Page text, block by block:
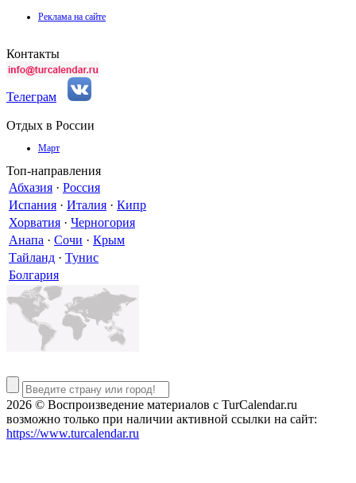
Реклама на сайте
Контакты
Телеграм
Отдых в России
Март
Топ-направления
Абхазия · Россия
Испания · Италия · Кипр
Хорватия · Черногория
Анапа · Сочи · Крым
Тайланд · Тунис
Болгария
2026 © Воспроизведение материалов c TurCalendar.ru
возможно только при наличии активной ссылки на сайт:
https://www.turcalendar.ru